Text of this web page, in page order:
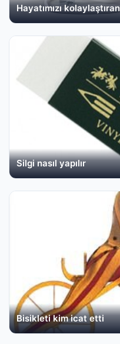
Hayatımızı
Silgi nasıl yapılır
Bisikleti kim icat etti